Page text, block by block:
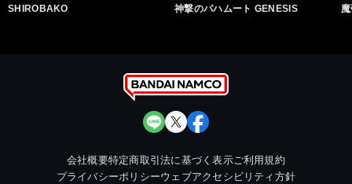
SHIROBAKO 神撃のバハムート GENESIS
会社概要特定商取引法に基づく表示ご利用規約
プライバシーポリシーウェブアクセシビリティ方針